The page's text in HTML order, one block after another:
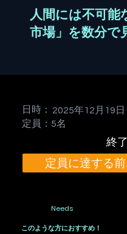
人間には不可能
市場」を数分で
競合他社の
サ
日時： 2025年12月19日
定員：5名
終了
定員に達する
Needs
このような方におすすめ！